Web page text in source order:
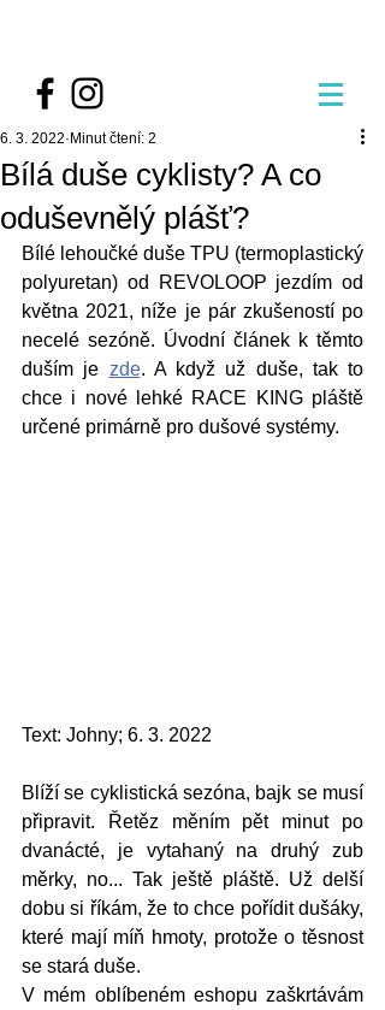
Bílá duše cyklisty? A co
oduševnělý plášť?
6. 3. 2022 Minut čtení: 2
Bílé lehoučké duše TPU (termoplastický
polyuretan) od REVOLOOP jezdím od
května 2021, níže je pár zkušeností po
necelé sezóně. Úvodní článek k těmto
duším je zde. A když už duše, tak to
chce i nové lehké RACE KING pláště
určené primárně pro dušové systémy.
Text: Johny; 6. 3. 2022
Blíží se cyklistická sezóna, bajk se musí
připravit. Řetěz měním pět minut po
dvanácté, je vytahaný na druhý zub
měrky, no... Tak ještě pláště. Už delší
dobu si říkám, že to chce pořídit dušáky,
které mají míň hmoty, protože o těsnost
se stará duše.
V mém oblíbeném eshopu zaškrtávám